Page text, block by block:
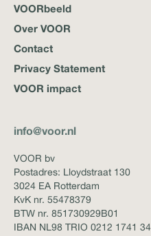
VOORbeeld
Over VOOR
Contact
Privacy Statement
VOOR impact
info@voor.nl
VOOR bv
Postadres: Lloydstraat 130
3024 EA Rotterdam
KvK nr. 55478379
BTW nr. 851730929B01
IBAN NL98 TRIO 0212 1741 34